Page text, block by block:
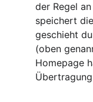
der Regel
speichert
geschieht
(oben
Homepage